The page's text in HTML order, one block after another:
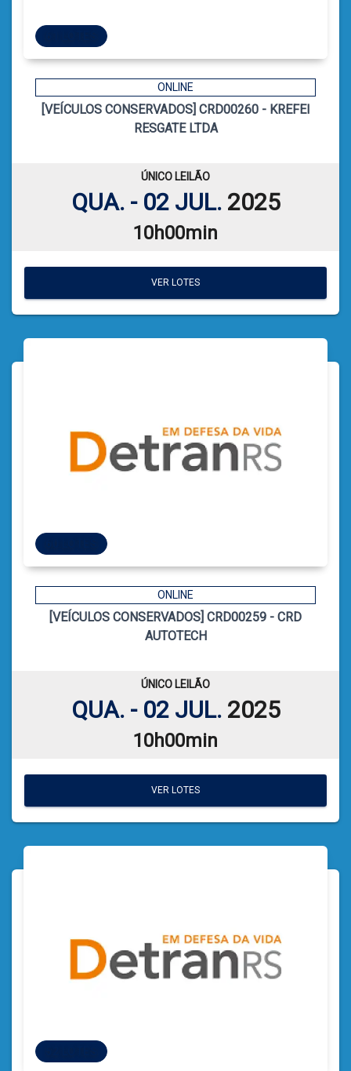
ONLINE
[VEÍCULOS CONSERVADOS] CRD00260 - KREFEI
RESGATE LTDA
ÚNICO LEILÃO
QUA. - 02 JUL.2025
10h00min
VER LOTES
CÓDIGO
7
VER PLANILHA DE LEILÃO
VER LOTES
ONLINE
[VEÍCULOS CONSERVADOS] CRD00259 - CRD
AUTOTECH
ÚNICO LEILÃO
QUA. - 02 JUL.2025
10h00min
VER LOTES
CÓDIGO
8
VER PLANILHA DE LEILÃO
VER LOTES